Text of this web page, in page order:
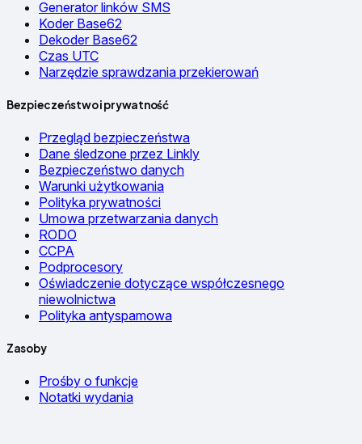
Generator linków SMS
Koder Base62
Dekoder Base62
Czas UTC
Narzędzie sprawdzania przekierowań
Bezpieczeństwo i prywatność
Przegląd bezpieczeństwa
Dane śledzone przez Linkly
Bezpieczeństwo danych
Warunki użytkowania
Polityka prywatności
Umowa przetwarzania danych
RODO
CCPA
Podprocesory
Oświadczenie dotyczące współczesnego
niewolnictwa
Polityka antyspamowa
Zasoby
Prośby o funkcje
Notatki wydania